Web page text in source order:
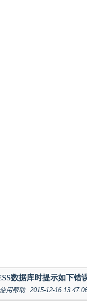
数据库时提示如下错
用帮助 2015-12-16